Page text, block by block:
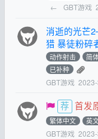
← GBT游戏
消逝的光芒
猎 暴徒粉碎
动作射击 简
已补种
GBT游戏
首发
繁体中文
英
GBT游戏